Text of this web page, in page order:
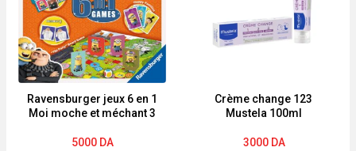
Ravensburger jeux 6 en 1
Moi moche et méchant 3
5000 DA
Crème change 123
Mustela 100ml
3000 DA